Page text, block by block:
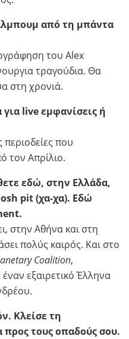
από τη μπάντα
του Alex
τραγούδια. Θα
στη χρονιά.
live εμφανίσεις ή
που
τον Απρίλιο.
εδώ, στην Ελλάδα,
pit (χα-χα). Εδώ
στην Αθήνα και στη
πολύς καιρός. Και στο
Coalition,
εξαιρετικό Έλληνα
Κλείσε τη
τους οπαδούς σου.